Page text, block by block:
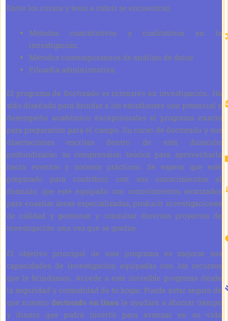
Entre los cursos y tesis a cubrir se encuentran
Métodos cuantitativos y cualitativos en la
investigación.
Métodos contemporáneos de análisis de datos
Filosofía administrativa.
El programa de Doctorado es intensivo en investigación. Ha
sido diseñado para brindar a los estudiantes con potencial y
desempeño académico excepcionales el programa exacto
para prepararlos para el campo. Su curso de doctorado y sus
disertaciones escritas dentro de esta duración
profundizarán su comprensión teórica para aprovecharla
hacia eventos y sucesos prácticos. Se espera que esté
preparado para contribuir con sus conocimientos al
dominio, que esté equipado con conocimientos avanzados
para enseñar áreas especializadas, producir investigaciones
de calidad y gestionar y consultar diversos proyectos de
investigación una vez que se gradúe.
El objetivo principal de este programa es mejorar sus
capacidades de investigación equipadas con los recursos
que le brindamos. Accede a este increíble programa desde
la seguridad y comodidad de tu hogar. Puede estar seguro de
que nuestrodoctorado en líneale ayudará a ahorrar tiempo
y dinero que podrá invertir para avanzar en su vida